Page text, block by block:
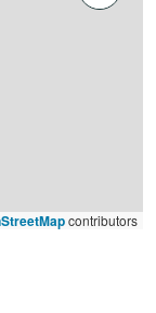
contributors